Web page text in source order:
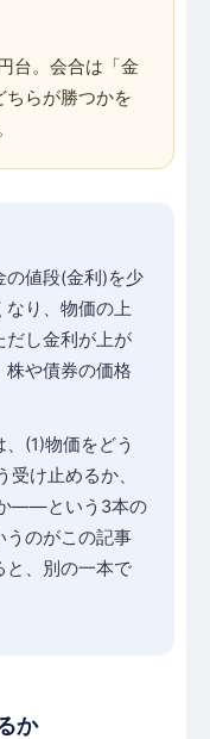
台。会合は「金
らが勝つかを
の値段(金利)を少
なり、物価の上
だし金利が上が
株や債券の価格
(1)物価をどう
け止めるか、
——という3本の
うのがこの記事
と、別の一本で
か